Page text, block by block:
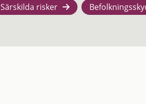
Särskilda risker